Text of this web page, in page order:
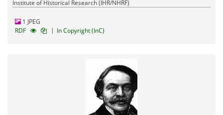
Institute of Historical Research (IHR/NHRF)
1 JPEG
RDF
| In Copyright (InC)